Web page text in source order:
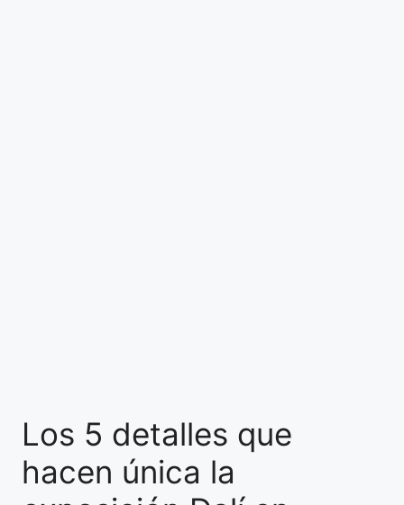
Los 5 detalles que
hacen única la